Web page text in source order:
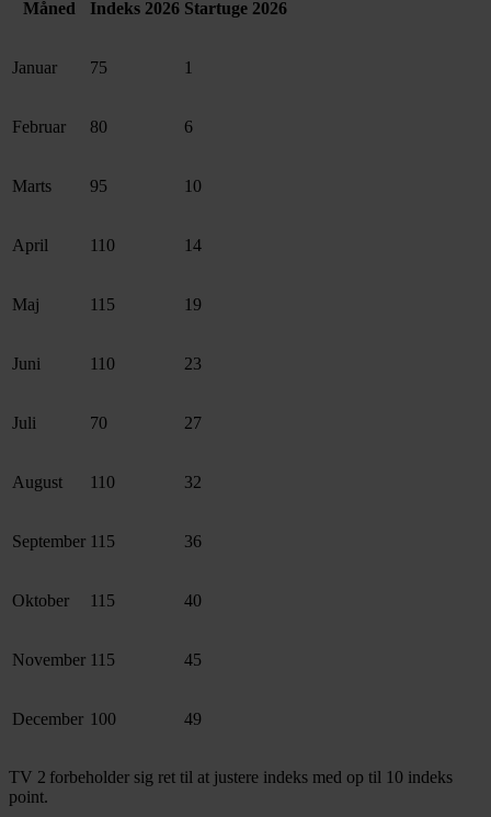
Måned Indeks 2026 Startuge 2026
Januar 75 1
Februar 80 6
Marts 95 10
April 110 14
Maj 115 19
Juni 110 23
Juli 70 27
August 110 32
September 115 36
Oktober 115 40
November 115 45
December 100 49
TV 2 forbeholder sig ret til at justere indeks med op til 10 indeks
point.